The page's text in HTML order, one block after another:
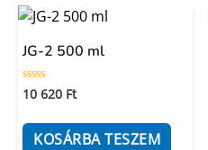
JG-2 500 ml
Értékelés:
0
5
10 620 Ft
KOSÁRBA TESZEM